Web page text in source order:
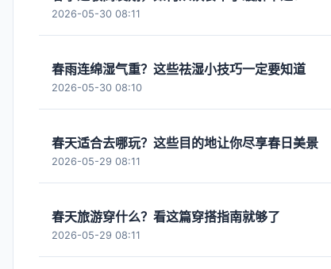
2026-05-30 08:11
春雨连绵湿气重？这些祛湿小技巧一定要知道
2026-05-30 08:10
春天适合去哪玩？这些目的地让你尽享春日美景
2026-05-29 08:11
春天旅游穿什么？看这篇穿搭指南就够了
2026-05-29 08:11